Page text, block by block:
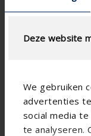
Deze website
We gebruiken
advertenties
social media
te analyseren.
Pase libre físico (%)
Escalón de lamas